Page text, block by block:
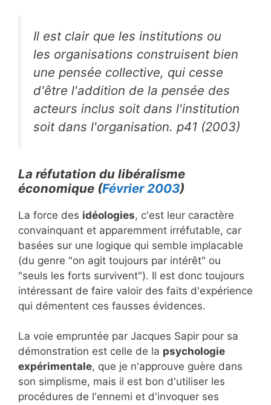
Il est clair que les institutions ou
les organisations construisent bien
une pensée collective, qui cesse
d'être l'addition de la pensée des
acteurs inclus soit dans l'institution
soit dans l'organisation. p41 (2003)
La réfutation du libéralisme
économique (Février 2003)
La force des idéologies, c'est leur caractère
convainquant et apparemment irréfutable, car
basées sur une logique qui semble implacable
(du genre "on agit toujours par intérêt" ou
"seuls les forts survivent"). Il est donc toujours
intéressant de faire valoir des faits d'expérience
qui démentent ces fausses évidences.
La voie empruntée par Jacques Sapir pour sa
démonstration est celle de la psychologie
expérimentale, que je n'approuve guère dans
son simplisme, mais il est bon d'utiliser les
procédures de l'ennemi et d'invoquer ses